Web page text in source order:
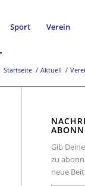
Sport Verein
Startseite / Aktuell /
Gib
zu
neue